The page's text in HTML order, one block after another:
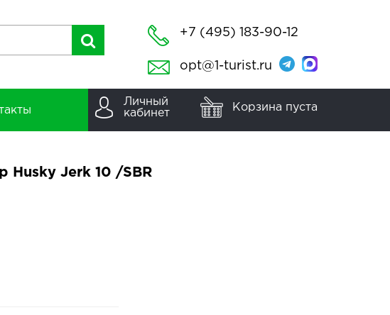
+7 (495) 183-90-12
opt@1-turist.ru
Личный
кабинет
Корзина пуста
Husky Jerk 10 /SBR